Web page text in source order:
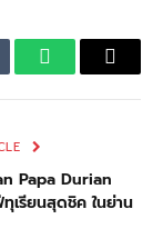
WhatsApp
Email
Papa Durian
เรียนสุดชิค ในย่าน